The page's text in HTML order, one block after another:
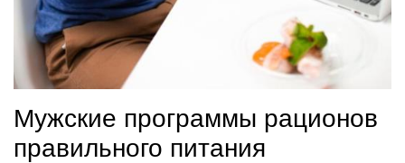
Мужские программы рационов
правильного питания